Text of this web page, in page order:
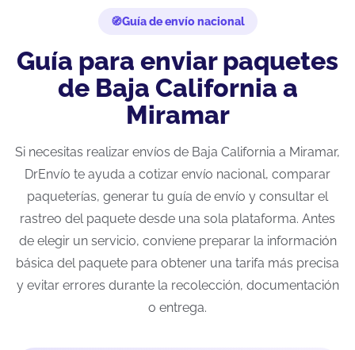
Guía de envío nacional
Guía para enviar paquetes
de Baja California a
Miramar
Si necesitas realizar envíos de Baja California a Miramar,
DrEnvío te ayuda a cotizar envío nacional, comparar
paqueterías, generar tu guía de envío y consultar el
rastreo del paquete desde una sola plataforma. Antes
de elegir un servicio, conviene preparar la información
básica del paquete para obtener una tarifa más precisa
y evitar errores durante la recolección, documentación
o entrega.